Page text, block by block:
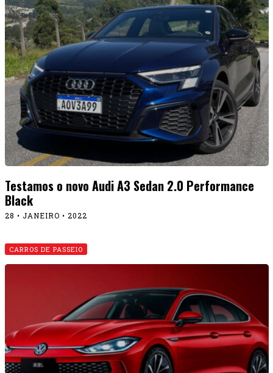
Testamos o novo Audi A3 Sedan 2.0 Performance
Black
28 • JANEIRO • 2022
CARROS DE PASSEIO